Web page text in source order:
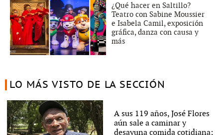
¿Qué hacer en Saltillo?
Teatro con Sabine Moussier
e Isabela Camil, exposición
gráfica, danza con causa y
más
LO MÁS VISTO DE LA SECCIÓN
A sus 119 años, José Flores
aún sale a caminar y
desayuna comida cotidiana;